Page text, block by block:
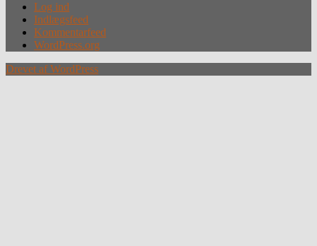
Log ind
Indlægsfeed
Kommentarfeed
WordPress.org
Drevet af WordPress